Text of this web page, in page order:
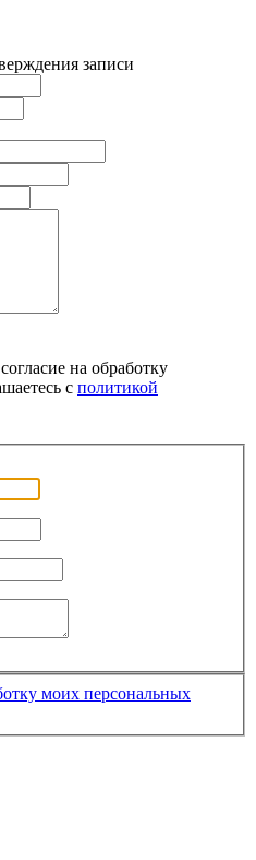
записи
на обработку
c политикой
моих персональных